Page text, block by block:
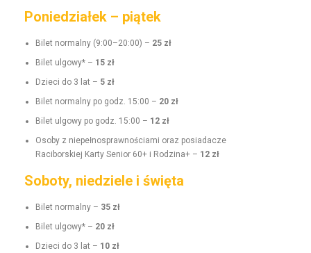
Poniedziałek – piątek
Bilet nor­mal­ny (9:00–20:00) – 25 zł
Bilet ulgo­wy* – 15 zł
Dzieci do 3 lat – 5 zł
Bilet nor­mal­ny po godz. 15:00 – 20 zł
Bilet ulgo­wy po godz. 15:00 – 12 zł
Oso­by z niepełnosprawnoś­ci­a­mi oraz posi­adacze
Raci­borskiej Kar­ty Senior 60+ i Rodz­i­na+ – 12 zł
Soboty, niedziele i święta
Bilet nor­mal­ny – 35 zł
Bilet ulgo­wy* – 20 zł
Dzieci do 3 lat – 10 zł